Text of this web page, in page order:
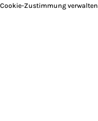
Cookie-Zustimmung verwalten